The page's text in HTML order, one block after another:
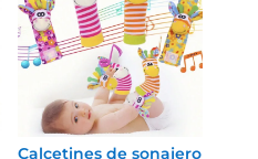
Calcetines de sonajero